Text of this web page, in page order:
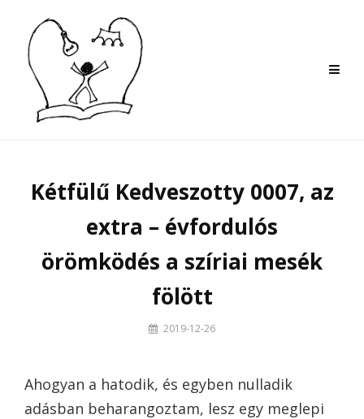
content
Kétfülű Kedveszotty 0007, az
extra – évfordulós
örömködés a szíriai mesék
fölött
By 2019-12-26
Ahogyan a hatodik, és egyben nulladik
adásban beharangoztam, lesz egy meglepi